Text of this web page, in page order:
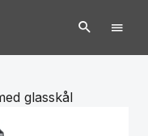
glasskål